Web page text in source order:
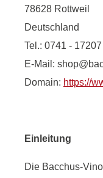
78628 Rottweil
Deutschland
Tel.: 0741 - 17207
E-Mail:
Domain: https://
Einleitung
Die Bacchus-